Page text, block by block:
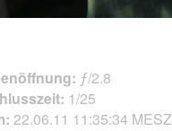
ƒ/2.8
1/25
22.06.11 11:35:34 MESZ